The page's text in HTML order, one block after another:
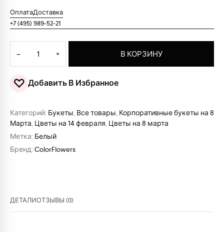
ОплатаДоставка
+7 (495) 989-52-21
− + В КОРЗИНУ
♡ Добавить В Избранное
Категорий: Букеты, Все товары, Корпоративные букеты на 8
Марта, Цветы на 14 февраля, Цветы на 8 марта
Метка: Белый
Бренд: ColorFlowers
ДЕТАЛИОТЗЫВЫ (0)